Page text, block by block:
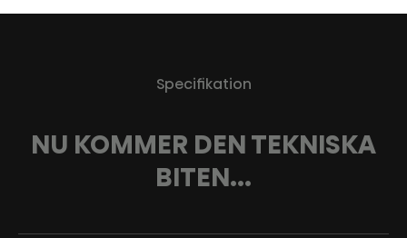
Specifikation
NU KOMMER DEN TEKNISKA
BITEN...